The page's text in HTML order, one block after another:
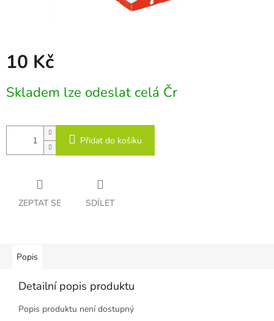
10 Kč
cena:
Skladem lze odeslat celá Čr
Přidat do košíku
ZEPTAT SE SDÍLET
Popis
Detailní popis produktu
Popis produktu není dostupný